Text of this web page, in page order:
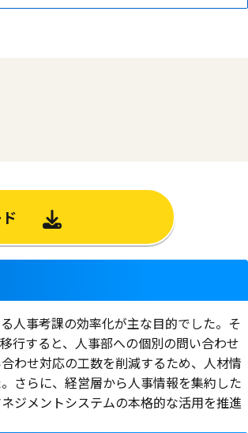
人事考課の効率化が主な目的でした。そ
行すると、人事部への個別の問い合わせ
わせ対応の工数を削減するため、人材情
さらに、経営層から人事情報を集約した
ジメントシステムの本格的な活用を推進